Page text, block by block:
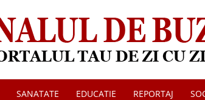
SANATATE EDUCATIE REPORTAJ